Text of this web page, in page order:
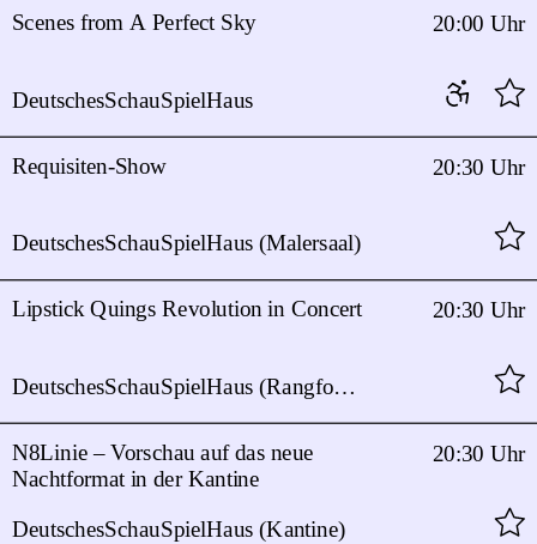
DeutschesSchauSpielHaus
20:00 Uhr
Scenes from A Perfect Sky
DeutschesSchauSpielHaus (Malersaal)
20:30 Uhr
Requisiten-Show
DeutschesSchauSpielHaus (Rangfoyer)
20:30 Uhr
Lipstick Quings Revolution in Concert
DeutschesSchauSpielHaus (Kantine)
20:30 Uhr
N8Linie – Vorschau auf das neue
Nachtformat in der Kantine